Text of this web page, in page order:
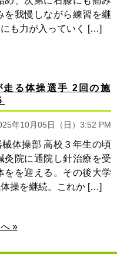
を我慢しながら練習を継
も力が入っていく […]
る体操選手 2回の施
年10月05日（日）3:52 PM
体操部 高校３年生の頃
灸院に通院し針治療を受
をを迎える。その後大学
操を継続。これか […]
»